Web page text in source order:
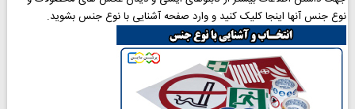
نوع جنس آنها اینجا کلیک کنید و وارد صفحه آشنایی با نوع جنس بشوید.